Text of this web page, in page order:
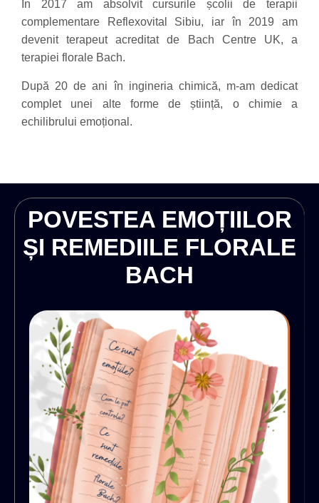
În 2017 am absolvit cursurile școlii de terapii
complementare Reflexovital Sibiu, iar în 2019 am
devenit terapeut acreditat de Bach Centre UK, a
terapiei florale Bach.
După 20 de ani în ingineria chimică, m-am dedicat
complet unei alte forme de știință, o chimie a
echilibrului emoțional.
POVESTEA EMOȚIILOR
ȘI REMEDIILE FLORALE
BACH